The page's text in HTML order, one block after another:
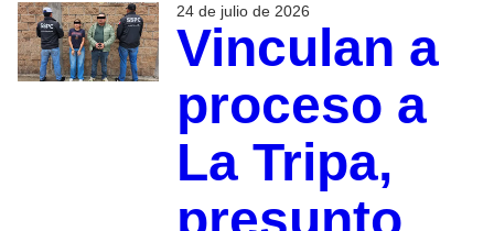
24 de julio de 2026
Vinculan a
proceso a
La Tripa,
presunto